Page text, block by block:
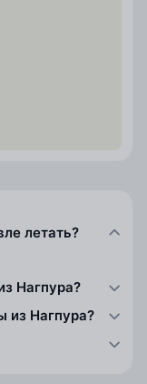
летать?
Нагпура?
из Нагпура?